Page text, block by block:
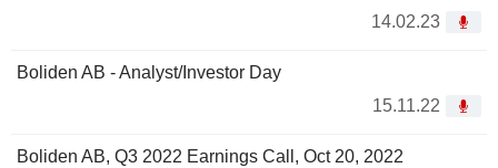
14.02.23
Boliden AB - Analyst/Investor Day
15.11.22
Boliden AB, Q3 2022 Earnings Call, Oct 20, 2022